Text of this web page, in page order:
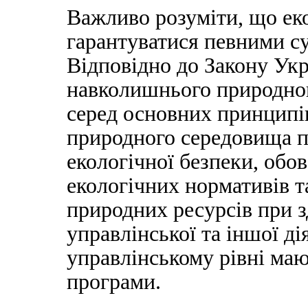
Важливо розуміти, що
гарантуватися певними
Відповідно до Закону
навколишнього
серед основних
природного середовища
екологічної безпеки,
екологічних нормативів
природних ресурсів при
управлінської та іншої
управлінському рівні
програми.